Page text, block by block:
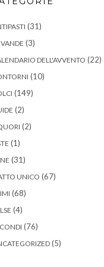
(31)
(3)
DELL'AVVENTO (22)
(10)
(149)
(2)
(2)
(1)
(31)
UNICO (67)
(68)
(4)
(76)
(5)